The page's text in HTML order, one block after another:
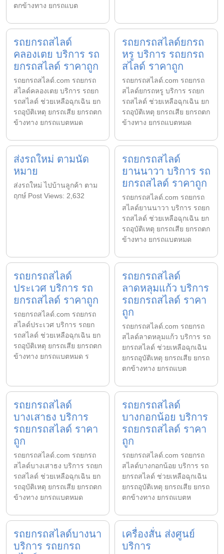
ตกข้างทาง ยกรถแบต
รถยกรถสไลด์
คลองเตย บริการ รถ
ยกรถสไลด์ ราคาถูก
รถยกรถสไลด์.com รถยกรถ
สไลด์คลองเตย บริการ รถยก
รถสไลด์ ช่วยเหลือฉุกเฉิน ยก
รถอุบัติเหตุ ยกรถเสีย ยกรถตก
ข้างทาง ยกรถแบตหมด
รถยกรถสไลด์ยกรถ
หรู บริการ รถยกรถ
สไลด์ ราคาถูก
รถยกรถสไลด์.com รถยกรถ
สไลด์ยกรถหรู บริการ รถยก
รถสไลด์ ช่วยเหลือฉุกเฉิน ยก
รถอุบัติเหตุ ยกรถเสีย ยกรถตก
ข้างทาง ยกรถแบตหมด
ส่งรถใหม่ ตามนัด
หมาย
ส่งรถใหม่ ไปบ้านลูกค้า ตาม
ฤกษ์ Post Views: 2,632
รถยกรถสไลด์
ยานนาวา บริการ รถ
ยกรถสไลด์ ราคาถูก
รถยกรถสไลด์.com รถยกรถ
สไลด์ยานนาวา บริการ รถยก
รถสไลด์ ช่วยเหลือฉุกเฉิน ยก
รถอุบัติเหตุ ยกรถเสีย ยกรถตก
ข้างทาง ยกรถแบตหมด
รถยกรถสไลด์
ประเวศ บริการ รถ
ยกรถสไลด์ ราคาถูก
รถยกรถสไลด์.com รถยกรถ
สไลด์ประเวศ บริการ รถยก
รถสไลด์ ช่วยเหลือฉุกเฉิน ยก
รถอุบัติเหตุ ยกรถเสีย ยกรถตก
ข้างทาง ยกรถแบตหมด ร
รถยกรถสไลด์
ลาดหลุมแก้ว บริการ
รถยกรถสไลด์ ราคา
ถูก
รถยกรถสไลด์.com รถยกรถ
สไลด์ลาดหลุมแก้ว บริการ รถ
ยกรถสไลด์ ช่วยเหลือฉุกเฉิน
ยกรถอุบัติเหตุ ยกรถเสีย ยกรถ
ตกข้างทาง ยกรถแบต
รถยกรถสไลด์
บางเสาธง บริการ
รถยกรถสไลด์ ราคา
ถูก
รถยกรถสไลด์.com รถยกรถ
สไลด์บางเสาธง บริการ รถยก
รถสไลด์ ช่วยเหลือฉุกเฉิน ยก
รถอุบัติเหตุ ยกรถเสีย ยกรถตก
ข้างทาง ยกรถแบตหมด
รถยกรถสไลด์
บางกอกน้อย บริการ
รถยกรถสไลด์ ราคา
ถูก
รถยกรถสไลด์.com รถยกรถ
สไลด์บางกอกน้อย บริการ รถ
ยกรถสไลด์ ช่วยเหลือฉุกเฉิน
ยกรถอุบัติเหตุ ยกรถเสีย ยกรถ
ตกข้างทาง ยกรถแบตห
รถยกรถสไลด์บางนา
บริการ รถยกรถ
เครื่องสั่น ส่งศูนย์
บริการ